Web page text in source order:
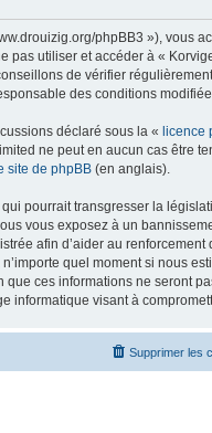
phpBB3 »), vous
pas utiliser et accéder à «
de vérifier
des conditions
déclaré sous la « licence
ne peut en aucun cas être
site de phpBB (en anglais).
pourrait transgresser la
vous exposez à un
afin d’aider au
quel moment si nous
ces informations ne seront
informatique visant à
Supprimer les